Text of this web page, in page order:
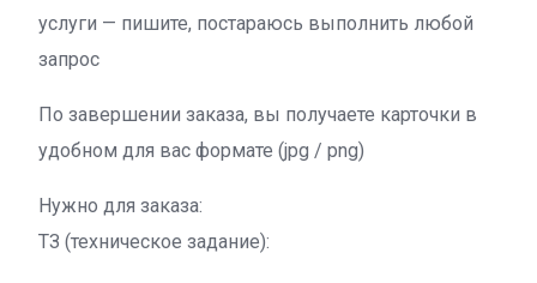
услуги — пишите, постараюсь выполнить любой
запрос
По завершении заказа, вы получаете карточки в
удобном для вас формате (jpg / png)
Нужно для заказа:
ТЗ (техническое задание):